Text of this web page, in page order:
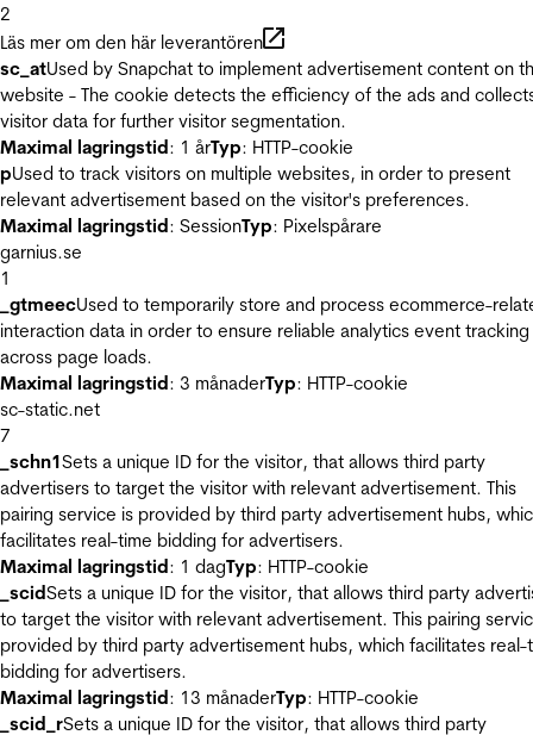
2
Läs mer om den här leverantören
sc_atUsed by Snapchat to implement advertisement content on
website - The cookie detects the efficiency of the ads and
visitor data for further visitor segmentation.
Maximal lagringstid: 1 årTyp: HTTP-cookie
pUsed to track visitors on multiple websites, in order to present
relevant advertisement based on the visitor's preferences.
Maximal lagringstid: SessionTyp: Pixelspårare
garnius.se
1
_gtmeecUsed to temporarily store and process ecommerce-
interaction data in order to ensure reliable analytics event tracking
across page loads.
Maximal lagringstid: 3 månaderTyp: HTTP-cookie
sc-static.net
7
_schn1Sets a unique ID for the visitor, that allows third party
advertisers to target the visitor with relevant advertisement. This
pairing service is provided by third party advertisement hubs,
facilitates real-time bidding for advertisers.
Maximal lagringstid: 1 dagTyp: HTTP-cookie
_scidSets a unique ID for the visitor, that allows third party
to target the visitor with relevant advertisement. This pairing
provided by third party advertisement hubs, which facilitates real-
bidding for advertisers.
Maximal lagringstid: 13 månaderTyp: HTTP-cookie
_scid_rSets a unique ID for the visitor, that allows third party